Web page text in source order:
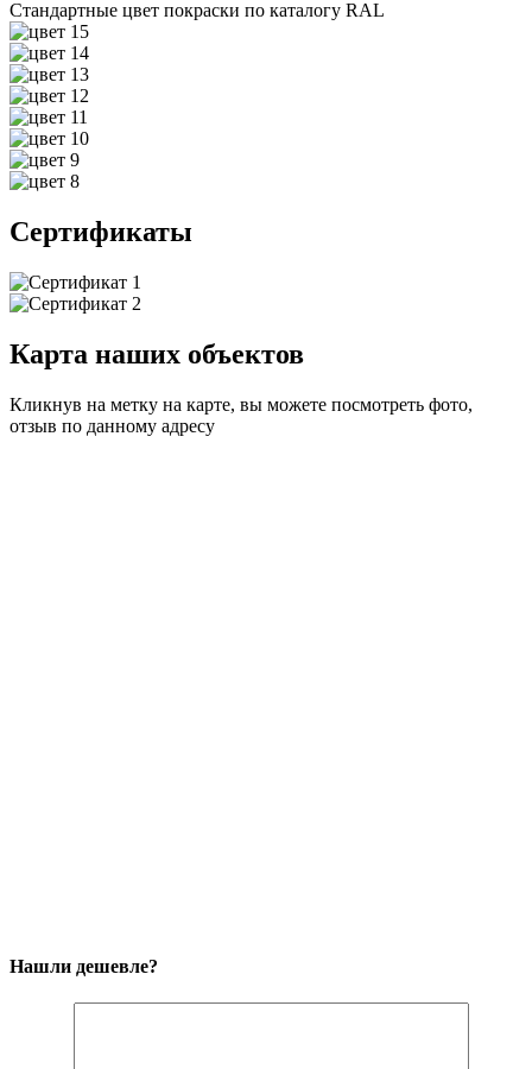
Стандартные цвет покраски по каталогу RAL
Сертификаты
Карта наших объектов
Кликнув на метку на карте, вы можете посмотреть фото,
отзыв по данному адресу
Нашли дешевле?